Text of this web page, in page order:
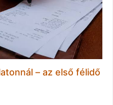
– az első félidő